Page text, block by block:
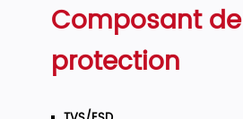
Composant de
protection